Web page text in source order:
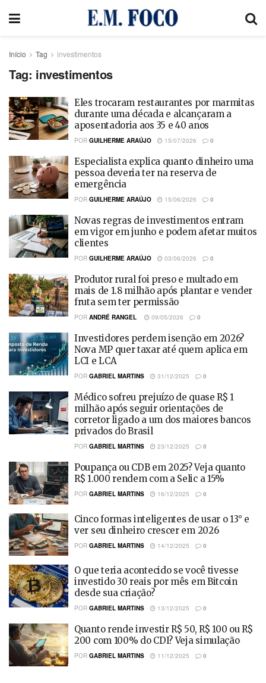
Início Tag investimentos
Tag: investimentos
Eles trocaram restaurantes por marmitas
durante uma década e alcançaram a
aposentadoria aos 35 e 40 anos
POR GUILHERME ARAÚJO 15/07/2026 0
Especialista explica quanto dinheiro uma
pessoa deveria ter na reserva de
emergência
POR GUILHERME ARAÚJO 15/06/2026 0
Novas regras de investimentos entram
em vigor em junho e podem afetar muitos
clientes
POR GUILHERME ARAÚJO 03/06/2026 0
Produtor rural foi preso e multado em
mais de 1.8 milhão após plantar e vender
fruta sem ter permissão
POR ANDRÉ RANGEL 09/05/2026 0
Investidores perdem isenção em 2026?
Nova MP quer taxar até quem aplica em
LCI e LCA
POR GABRIEL MARTINS 31/12/2025 0
Médico sofreu prejuízo de quase R$ 1
milhão após seguir orientações de
corretor ligado a um dos maiores bancos
privados do Brasil
POR GABRIEL MARTINS 23/12/2025 0
Poupança ou CDB em 2025? Veja quanto
R$ 1.000 rendem com a Selic a 15%
POR GABRIEL MARTINS 16/12/2025 0
Cinco formas inteligentes de usar o 13° e
ver seu dinheiro crescer em 2026
POR GABRIEL MARTINS 14/12/2025 0
O que teria acontecido se você tivesse
investido 30 reais por mês em Bitcoin
desde sua criação?
POR GABRIEL MARTINS 13/12/2025 0
Quanto rende investir R$ 50, R$ 100 ou R$
200 com 100% do CDI? Veja simulação
POR GABRIEL MARTINS 11/12/2025 0